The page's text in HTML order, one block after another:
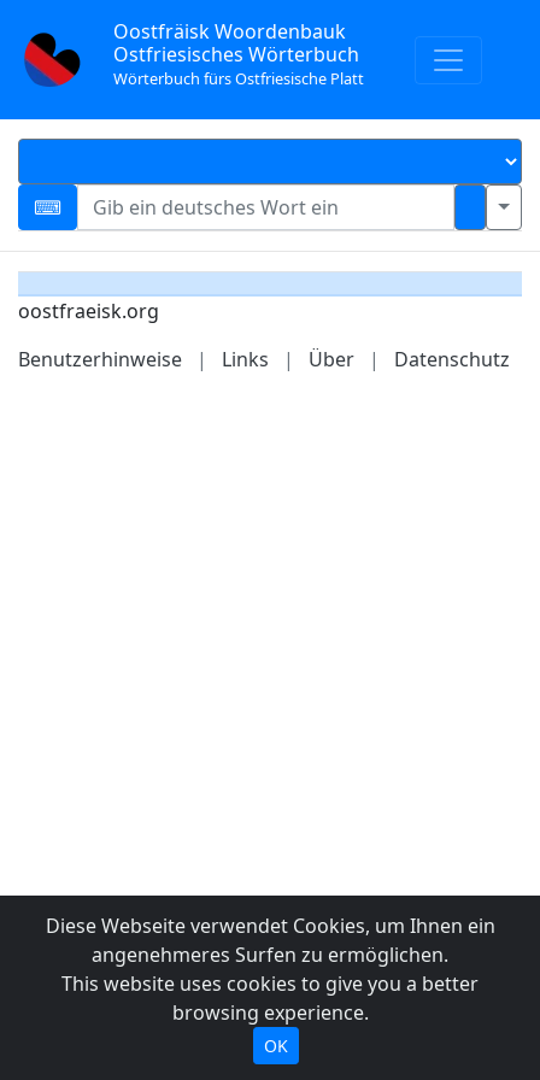
Oostfräisk Woordenbauk
Ostfriesisches Wörterbuch
Wörterbuch fürs Ostfriesische Platt
oostfraeisk.org
Benutzerhinweise
| Links | Über | Datenschutz
Diese Webseite verwendet Cookies, um Ihnen ein
angenehmeres Surfen zu ermöglichen.
This website uses cookies to give you a better
browsing experience.
OK